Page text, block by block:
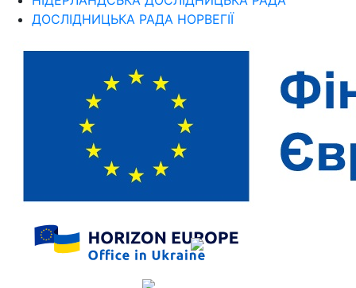
ДОСЛІДНИЦЬКА РАДА НОРВЕГІЇ